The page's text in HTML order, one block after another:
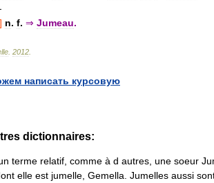
] n. f. ⇒ Jumeau.
2012
написать курсовую
dictionnaires:
terme relatif, comme à d autres, une soeur
elle est jumelle, Gemella. Jumelles aussi